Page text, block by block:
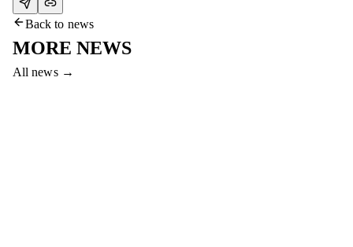
Back to news
MORE NEWS
All news→